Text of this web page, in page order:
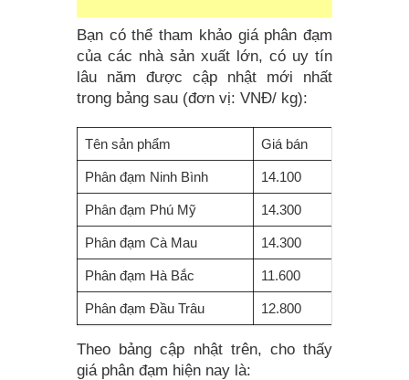
Bạn có thể tham khảo giá phân đạm
của các nhà sản xuất lớn, có uy tín
lâu năm được cập nhật mới nhất
trong bảng sau (đơn vị: VNĐ/ kg):
Tên sản phẩm Giá bán
Phân đạm Ninh Bình 14.100
Phân đạm Phú Mỹ 14.300
Phân đạm Cà Mau 14.300
Phân đạm Hà Bắc 11.600
Phân đạm Đầu Trâu 12.800
Theo bảng cập nhật trên, cho thấy
giá phân đạm hiện nay là: